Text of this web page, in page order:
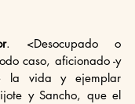
. <Desocupado o
caso, aficionado -y
la vida y ejemplar
y Sancho, que el